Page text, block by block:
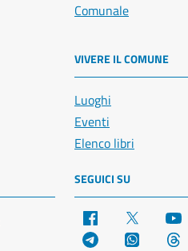
Comunale
VIVERE IL COMUNE
Luoghi
Eventi
Elenco libri
SEGUICI SU
Facebook
Telegram WhatsApp